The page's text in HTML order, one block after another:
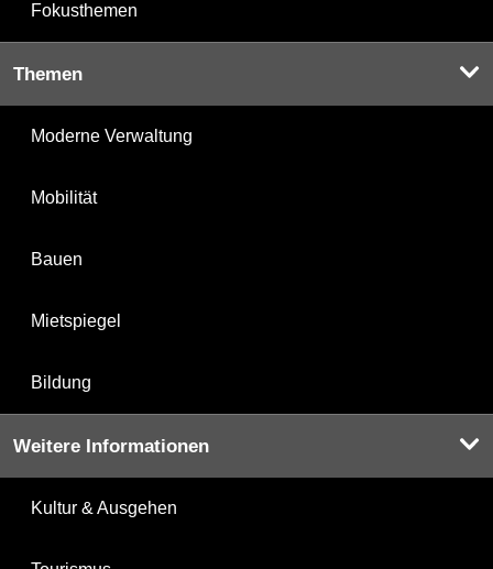
Fokusthemen
Themen
Moderne Verwaltung
Mobilität
Bauen
Mietspiegel
Bildung
Weitere Informationen
Kultur & Ausgehen